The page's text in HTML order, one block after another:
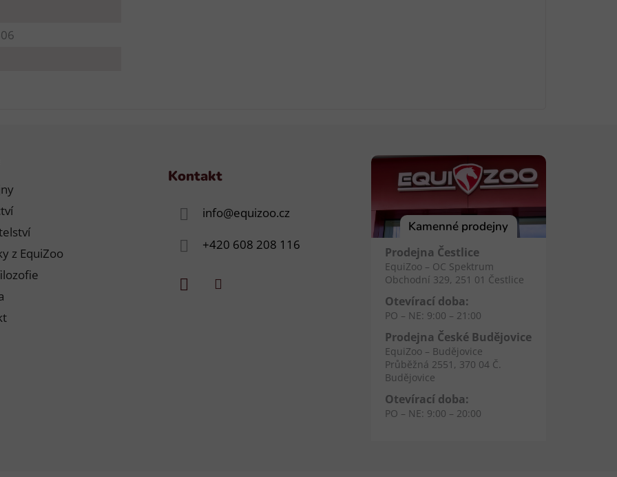
z EquiZoo
Kontakt
info@equizoo.cz
+420 608 208 116
Kamenné prodejny
Prodejna Čestlice
EquiZoo – OC Spektrum
Obchodní 329, 251 01 Čestlice
Otevírací doba:
PO – NE: 9:00 – 21:00
Prodejna České Budějovice
EquiZoo – Budějovice
Průběžná 2551, 370 04 Č.
Budějovice
Otevírací doba:
PO – NE: 9:00 – 20:00